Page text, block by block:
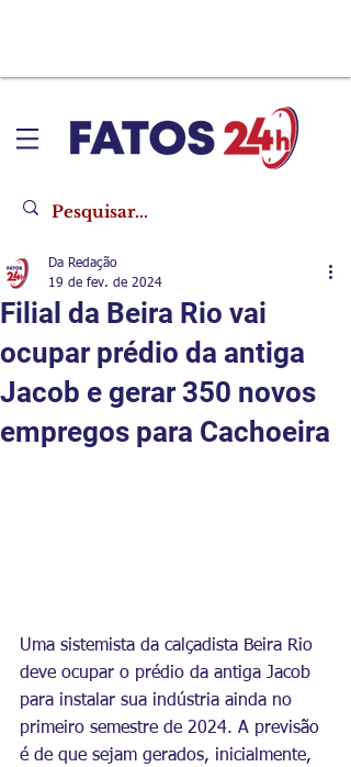
Filial da Beira Rio vai
ocupar prédio da antiga
Jacob e gerar 350 novos
empregos para Cachoeira
Da Redação
19 de fev. de 2024
Uma sistemista da calçadista Beira Rio
deve ocupar o prédio da antiga Jacob
para instalar sua indústria ainda no
primeiro semestre de 2024. A previsão
é de que sejam gerados, inicialmente,